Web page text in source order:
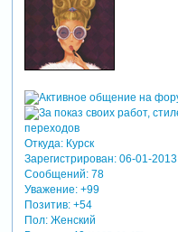
Откуда:Курск
Зарегистрирован: 06-01-2013
Сообщений:78
Уважение: +99
Позитив: +54
Пол:Женский